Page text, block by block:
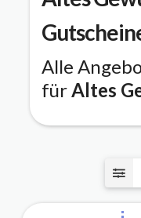
Alle
fürAltes